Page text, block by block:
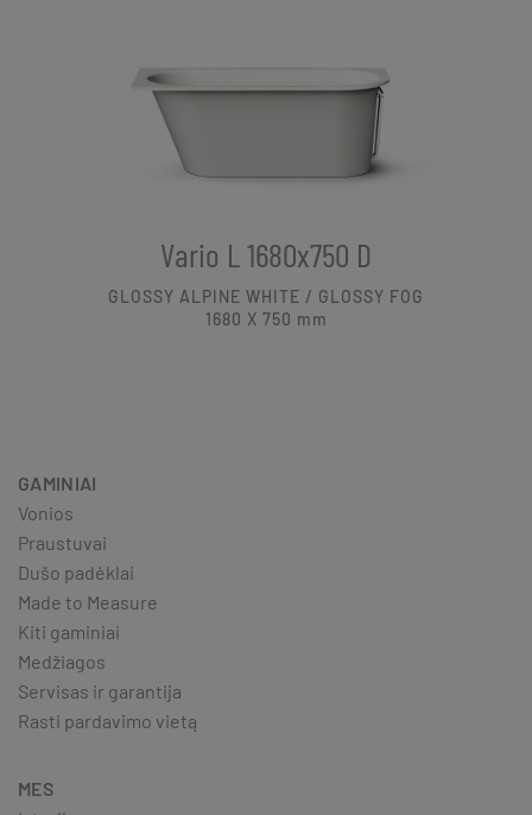
Vario L 1680x750 D
GLOSSY ALPINE WHITE / GLOSSY FOG
1680 X 750 mm
GAMINIAI
Vonios
Praustuvai
Dušo padėklai
Made to Measure
Kiti gaminiai
Medžiagos
Servisas ir garantija
Rasti pardavimo vietą
MES